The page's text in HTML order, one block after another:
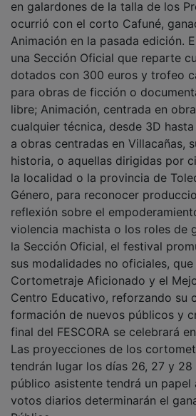
ocurrió con el corto Cafuné,
Animación en la pasada edición.
una Sección Oficial que reparte
dotados con 300 euros y trofeo
para obras de ficción o
libre; Animación, centrada en
cualquier técnica, desde 3D hasta
a obras centradas en Villacañas,
historia, o aquellas dirigidas por
la localidad o la provincia de
Género, para reconocer
reflexión sobre el
violencia machista o los roles de
la Sección Oficial, el festival
sus modalidades no oficiales,
Cortometraje Aficionado y el
Centro Educativo, reforzando su
formación de nuevos públicos y
final del FESCORA se celebrará
Las proyecciones de los
tendrán lugar los días 26, 27 y
público asistente tendrá un papel
votos diarios determinarán el
Público.